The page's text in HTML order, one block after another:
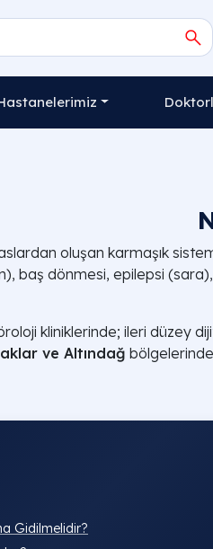
oluşan karmaşık
baş dönmesi, epilepsi
kliniklerinde; ileri düzey
ve Altındağ
Gidilmelidir?